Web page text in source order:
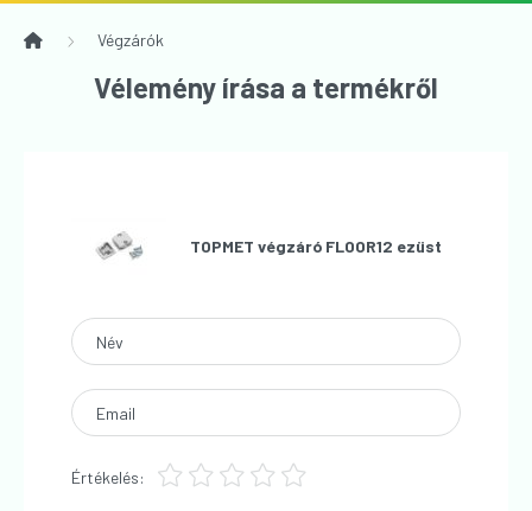
Végzárók
Vélemény írása a termékről
TOPMET végzáró FLOOR12 ezüst
Név
Email
Értékelés: